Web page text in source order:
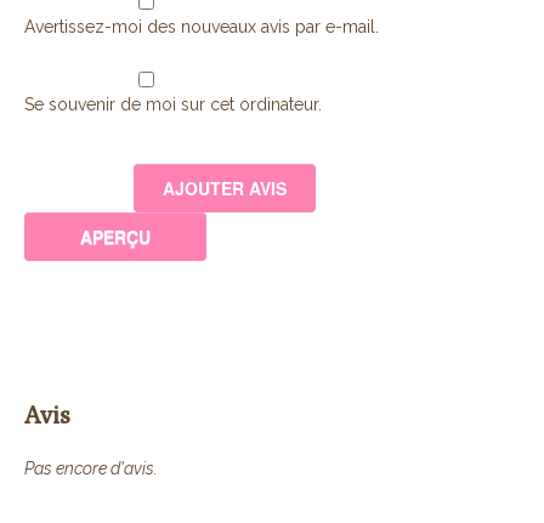
Avertissez-moi des nouveaux avis par e-mail.
Se souvenir de moi sur cet ordinateur.
Avis
Pas encore d'avis.